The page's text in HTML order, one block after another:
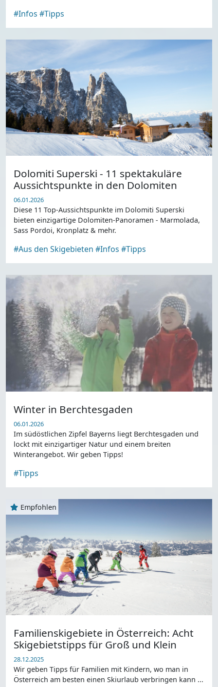
#Infos #Tipps
Dolomiti Superski - 11 spektakuläre
Aussichtspunkte in den Dolomiten
06.01.2026
Diese 11 Top-Aussichtspunkte im Dolomiti Superski
bieten einzigartige Dolomiten-Panoramen - Marmolada,
Sass Pordoi, Kronplatz & mehr.
#Aus den Skigebieten #Infos #Tipps
Winter in Berchtesgaden
06.01.2026
Im südöstlichen Zipfel Bayerns liegt Berchtesgaden und
lockt mit einzigartiger Natur und einem breiten
Winterangebot. Wir geben Tipps!
#Tipps
Empfohlen
Familienskigebiete in Österreich: Acht
Skigebietstipps für Groß und Klein
28.12.2025
Wir geben Tipps für Familien mit Kindern, wo man in
Österreich am besten einen Skiurlaub verbringen kann ...